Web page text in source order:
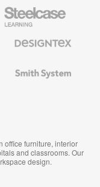
Mobilier
pour
secteur
Textiles
Muraux
System
office furniture, interior
and classrooms. Our
design.